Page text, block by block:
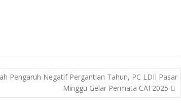
Pengaruh Negatif Pergantian Tahun, PC LDII Pasar
Minggu Gelar Permata CAI 2025